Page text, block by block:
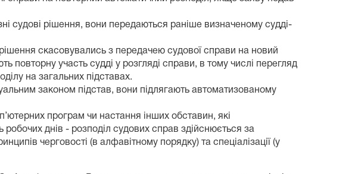
судові рішення, вони передаються раніше визначеному судді-
скасовувались з передачею судової справи на новий
повторну участь судді у розгляді справи, в тому числі перегляд
на загальних підставах.
законом підстав, вони підлягають автоматизованому
програм чи настання інших обставин, які
днів - розподіл судових справ здійснюється за
черговості (в алфавітному порядку) та спеціалізації (у